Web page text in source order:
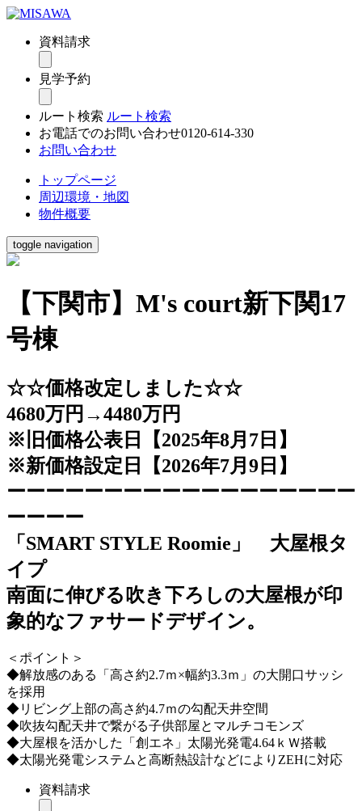
資料請求
見学予約
ルート検索 ルート検索
お電話でのお問い合わせ0120-614-330
お問い合わせ
トップページ
周辺環境・地図
物件概要
toggle navigation
【下関市】M's court新下関17
号棟
☆☆価格改定しました☆☆
4680万円→4480万円
※旧価格公表日【2025年8月7日】
※新価格設定日【2026年7月9日】
ーーーーーーーーーーーーーーーーーー
ーーーー
「SMART STYLE Roomie」 大屋根タ
イプ
南面に伸びる吹き下ろしの大屋根が印
象的なファサードデザイン。
＜ポイント＞
◆解放感のある「高さ約2.7ｍ×幅約3.3ｍ」の大開口サッシ
を採用
◆リビング上部の高さ約4.7ｍの勾配天井空間
◆吹抜勾配天井で繋がる子供部屋とマルチコモンズ
◆大屋根を活かした「創エネ」太陽光発電4.64ｋＷ搭載
◆太陽光発電システムと高断熱設計などによりZEHに対応
資料請求